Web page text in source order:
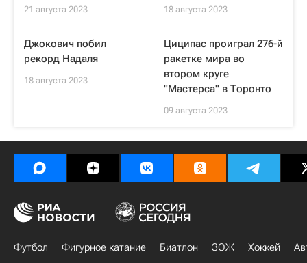
21 августа 2023 18 августа 2023
Джокович побил
рекорд Надаля
18 августа 2023
Циципас проиграл 276-й
ракетке мира во
втором круге
"Мастерса" в Торонто
09 августа 2023
Футбол Фигурное катание Биатлон ЗОЖ Хоккей